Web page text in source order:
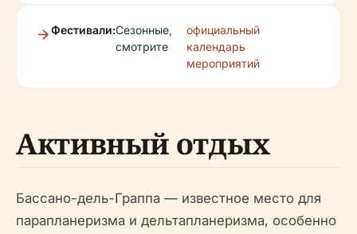
Фестивали:Сезонные,
смотрите
официальный
календарь
мероприятий
Активный отдых
Бассано-дель-Граппа — известное место для
парапланеризма и дельтапланеризма, особенно